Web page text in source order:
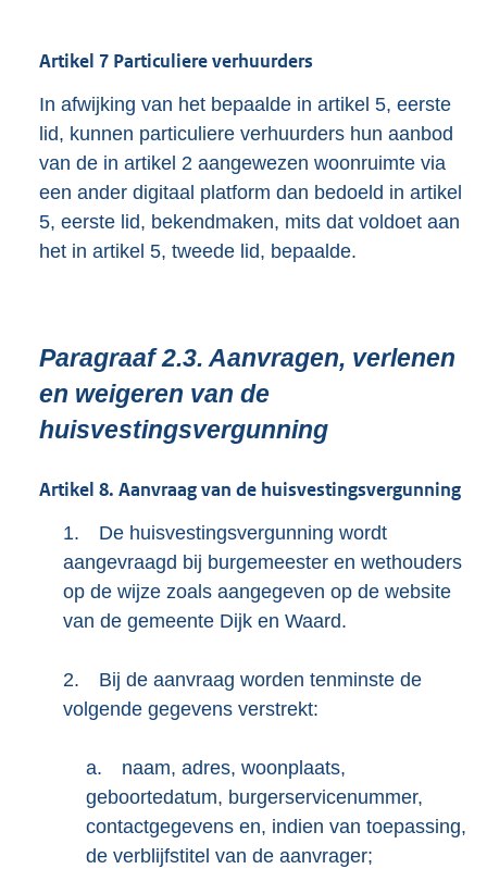
Artikel 7 Particuliere verhuurders
In afwijking van het bepaalde in artikel 5, eerste
lid, kunnen particuliere verhuurders hun aanbod
van de in artikel 2 aangewezen woonruimte via
een ander digitaal platform dan bedoeld in artikel
5, eerste lid, bekendmaken, mits dat voldoet aan
het in artikel 5, tweede lid, bepaalde.
Paragraaf 2.3. Aanvragen, verlenen
en weigeren van de
huisvestingsvergunning
Artikel 8. Aanvraag van de huisvestingsvergunning
1.
De huisvestingsvergunning wordt
aangevraagd bij burgemeester en wethouders
op de wijze zoals aangegeven op de website
van de gemeente Dijk en Waard.
2.
Bij de aanvraag worden tenminste de
volgende gegevens verstrekt:
a.
naam, adres, woonplaats,
geboortedatum, burgerservicenummer,
contactgegevens en, indien van toepassing,
de verblijfstitel van de aanvrager;